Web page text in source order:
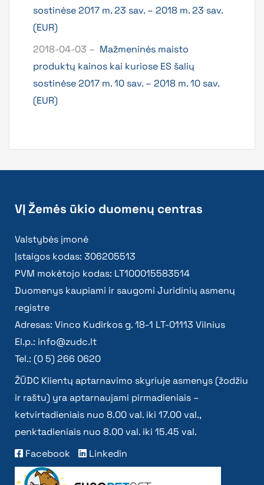
sostinėse 2017 m. 23 sav. – 2018 m. 23 sav.
(EUR)
2018-04-03 – Mažmeninės maisto
produktų kainos kai kuriose ES šalių
sostinėse 2017 m. 10 sav. – 2018 m. 10 sav.
(EUR)
VĮ Žemės ūkio duomenų centras
Valstybės įmonė
Įstaigos kodas: 306205513
PVM mokėtojo kodas: LT100015583514
Duomenys kaupiami ir saugomi Juridinių asmenų
registre
Adresas: Vinco Kudirkos g. 18-1 LT-01113 Vilnius
El.p.: info@zudc.lt
Tel.: (0 5) 266 0620
ŽŪDC Klientų aptarnavimo skyriuje asmenys (žodžiu
ir raštu) yra aptarnaujami pirmadieniais –
ketvirtadieniais nuo 8.00 val. iki 17.00 val.,
penktadieniais nuo 8.00 val. iki 15.45 val.
Facebook
Linkedin